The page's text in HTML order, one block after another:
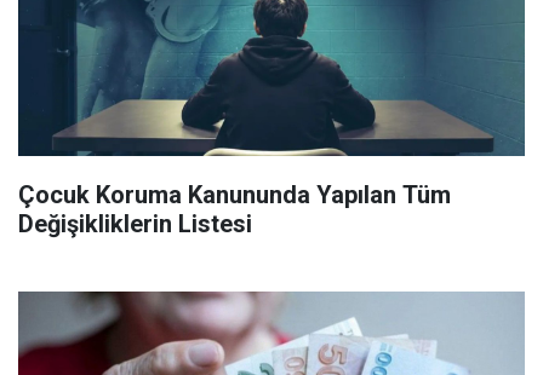
Çocuk Koruma Kanununda Yapılan Tüm
Değişikliklerin Listesi